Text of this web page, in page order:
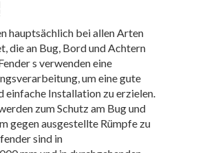
hauptsächlich bei allen Arten
die an Bug, Bord und Achtern
s verwenden eine
um eine gute
einfache Installation zu erzielen.
zum Schutz am Bug und
gegen ausgestellte Rümpfe zu
sind in